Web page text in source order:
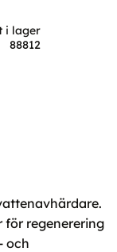
i lager
88812
regenerering
och